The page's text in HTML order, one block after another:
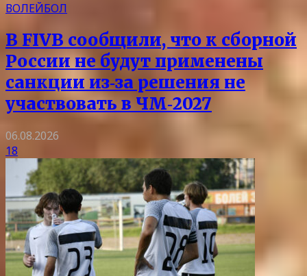
ВОЛЕЙБОЛ
В FIVB сообщили, что к сборной
России не будут применены
санкции из‑за решения не
участвовать в ЧМ‑2027
06.08.2026
18